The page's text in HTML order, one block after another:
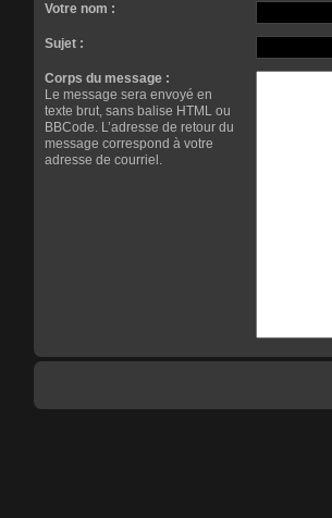
Votre nom :
Sujet :
Corps du message :
Le message sera envoyé en
texte brut, sans balise HTML ou
BBCode. L’adresse de retour du
message correspond à votre
adresse de courriel.